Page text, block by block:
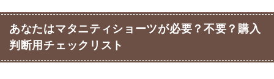
あなたはマタニティショーツが必要？不要？購入
判断用チェックリスト